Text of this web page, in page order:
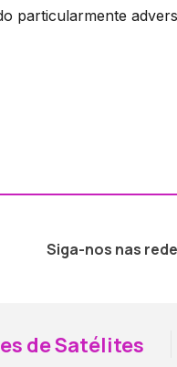
particularmente
Siga-nos nas
de Satélites